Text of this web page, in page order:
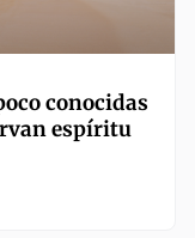
conocidas
espíritu